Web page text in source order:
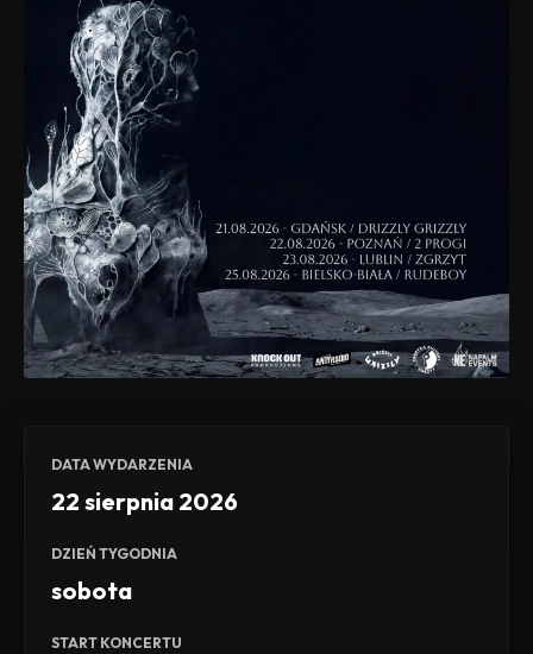
DATA WYDARZENIA
22 sierpnia 2026
DZIEŃ TYGODNIA
sobota
START KONCERTU